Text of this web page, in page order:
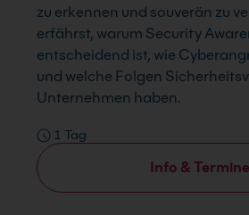
zu erkennen und souverän zu
erfährst, warum Security
entscheidend ist, wie
und welche Folgen
Unternehmen haben.
1 Tag
Info & Termine